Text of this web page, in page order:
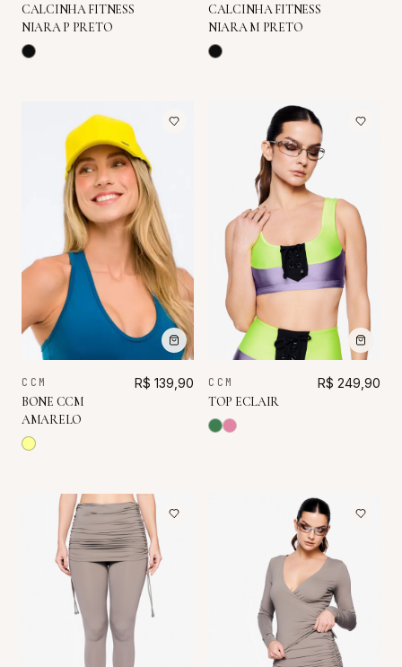
CALCINHA FITNESS
NIARA P PRETO
CALCINHA FITNESS
NIARA M PRETO
CCM
BONE CCM
AMARELO
R$ 139,90 CCM
TOP ECLAIR
R$ 249,90